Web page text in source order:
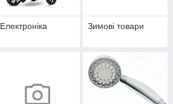
Електроніка Зимові товари